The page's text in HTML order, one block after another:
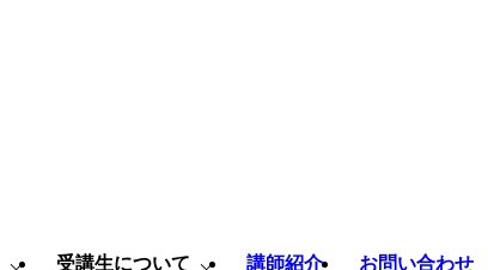
受講生について 講師紹介 お問い合わせ